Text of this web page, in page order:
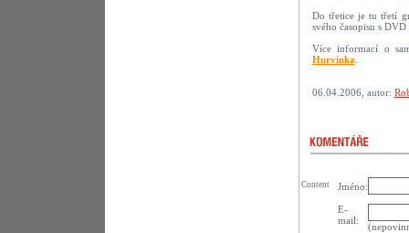
Do třetice je tu třetí
svého časopisu s
Více informací o
Hurvínka
06.04.2006, autor:
Jméno:
E-
mail:
Content